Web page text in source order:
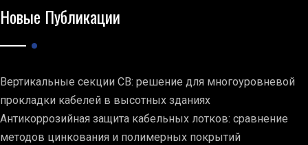
Новые Публикации
Вертикальные секции СВ: решение для многоуровневой
прокладки кабелей в высотных зданиях
Антикоррозийная защита кабельных лотков: сравнение
методов цинкования и полимерных покрытий